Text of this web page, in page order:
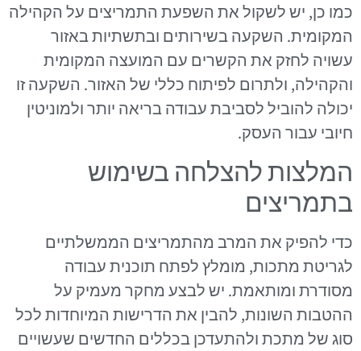
כמו כן, יש לשקול את השפעת התמריצים על הקהילה
המקומית. השקעה בשירותים ובתשתיות באזור
עשויה לחזק את הקשרים עם המועצה המקומית
והקהילה, ולתרום לפיתוח כללי של האזור. השקעה זו
יכולה להוביל לסביבת עבודה בריאה יותר ולמוניטין
חיובי עבור העסק.
המלצות להצלחה בשימוש
בתמריצים
כדי להפיק את המרב מהתמריצים הממשלתיים
לגריטת מתכות, מומלץ לפתח תוכנית עבודה
מסודרת ומותאמת. יש לבצע מחקר מעמיק על
ההטבות השונות, להבין את הדרישות המיוחדות לכל
סוג של מתכת ולהתעדכן בכללים החדשים שעשויים